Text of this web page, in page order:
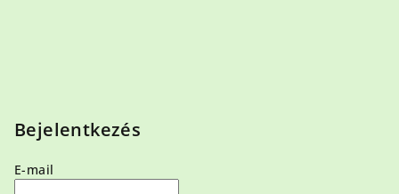
Bejelentkezés
E-mail